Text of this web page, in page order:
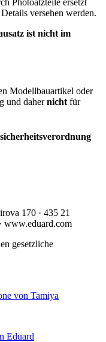
versehen werden.
ist nicht im
Modellbauartikel oder
und dahernicht für
170 · 435 21
www.eduard.com
gesetzliche
von Tamiya
Eduard